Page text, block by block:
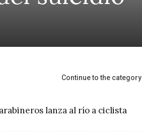
Continue to the category
lanza al río a ciclista